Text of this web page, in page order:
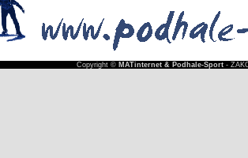
Copyright © MATinternet & Podhale-Sport-